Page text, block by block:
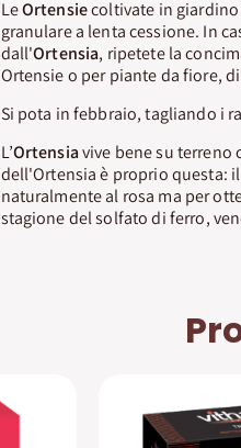
LeOrtensiecoltivate in
granulare a lenta cessione. In
dall'Ortensia, ripetete la
Ortensie o per piante da fiore,
Si pota in febbraio, tagliando i
L’Ortensiavive bene su
dell'Ortensia è proprio questa:
naturalmente al rosa ma per
stagione del solfato di ferro,